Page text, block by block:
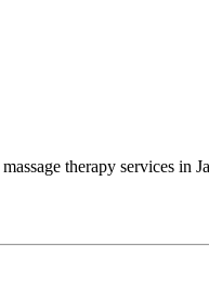
therapy services in